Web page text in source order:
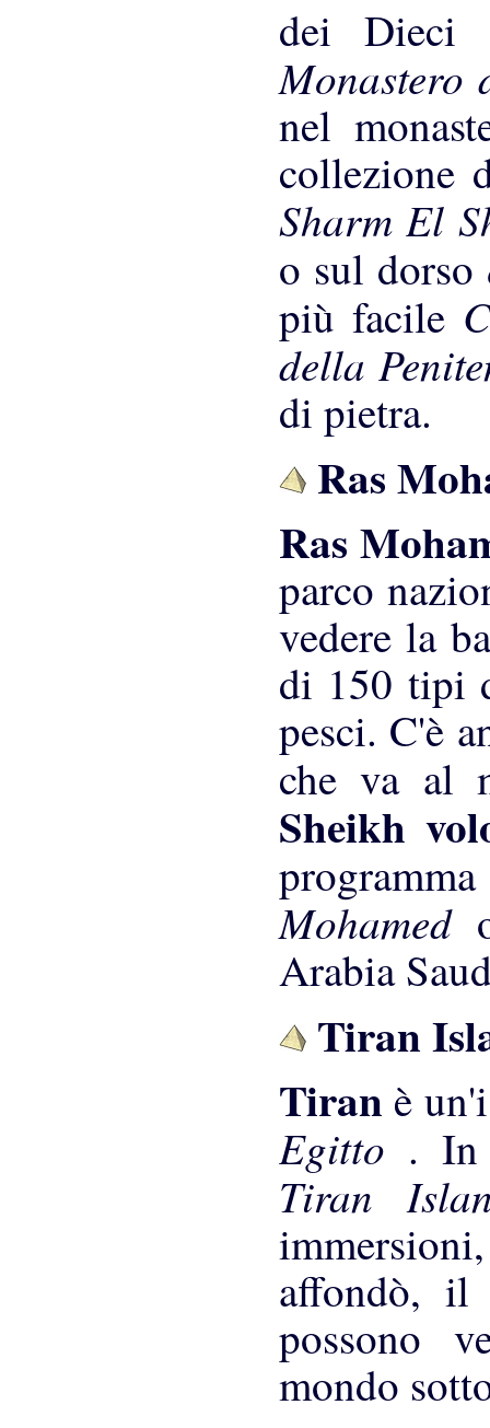
dei Dieci
Monastero
nel
collezione
Sharm El
o sul dorso
più facile
della
di pietra.
Ras
Ras
parco
vedere la
di 150 tipi
pesci. C'è
che va al
Sheikh
Mohamed
Arabia
Tiran
Tiran è
Egitto . In
Tiran
affondò,
possono
mondo